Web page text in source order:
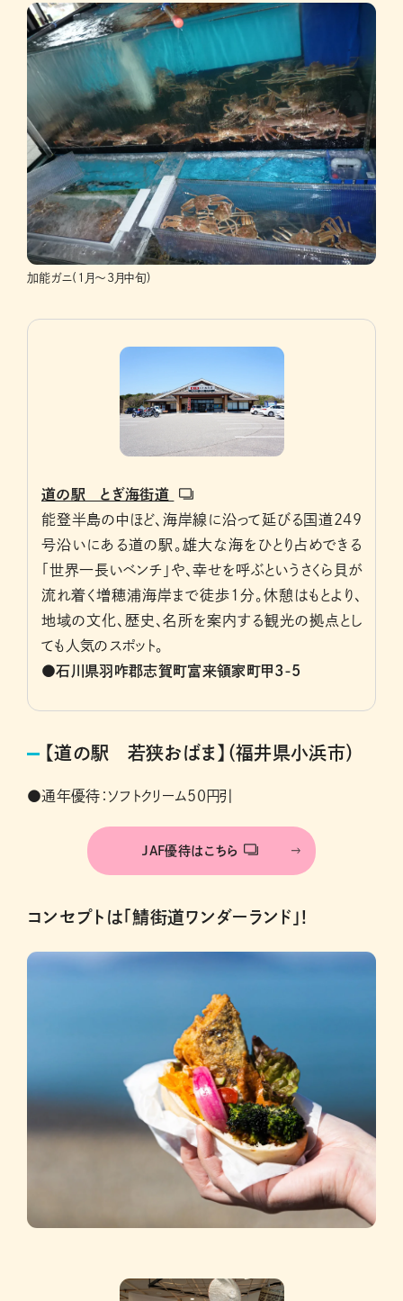
加能ガニ(1月～3月中旬)
道の駅 とぎ海街道
能登半島の中ほど、海岸線に沿って延びる国道249
号沿いにある道の駅。雄大な海をひとり占めできる
「世界一長いベンチ」や、幸せを呼ぶというさくら貝が
流れ着く増穂浦海岸まで徒歩1分。休憩はもとより、
地域の文化、歴史、名所を案内する観光の拠点とし
ても人気のスポット。
●石川県羽咋郡志賀町富来領家町甲3-5
【道の駅 若狭おばま】（福井県小浜市）
●通年優待：ソフトクリーム50円引
JAF優待はこちら
コンセプトは「鯖街道ワンダーランド」!